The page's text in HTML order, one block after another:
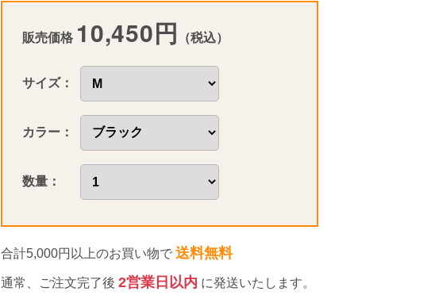
販売価格 10,450円 （税込）
サイズ：
カラー：
数量：
合計5,000円以上のお買い物で送料無料
通常、ご注文完了後2営業日以内 に発送いたします。